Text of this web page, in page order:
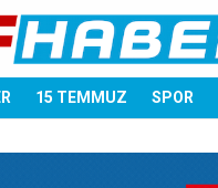
15 TEMMUZ SPOR